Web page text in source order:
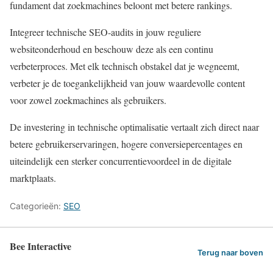
fundament dat zoekmachines beloont met betere rankings.
Integreer technische SEO-audits in jouw reguliere
websiteonderhoud en beschouw deze als een continu
verbeterproces. Met elk technisch obstakel dat je wegneemt,
verbeter je de toegankelijkheid van jouw waardevolle content
voor zowel zoekmachines als gebruikers.
De investering in technische optimalisatie vertaalt zich direct naar
betere gebruikerservaringen, hogere conversiepercentages en
uiteindelijk een sterker concurrentievoordeel in de digitale
marktplaats.
Categorieën: SEO
Bee Interactive Terug naar boven